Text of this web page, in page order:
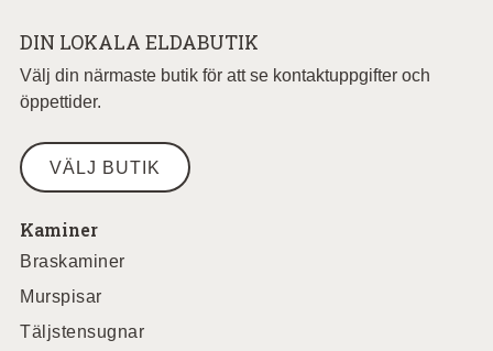
DIN LOKALA ELDABUTIK
Välj din närmaste butik för att se kontaktuppgifter och
öppettider.
VÄLJ BUTIK
Kaminer
Braskaminer
Murspisar
Täljstensugnar